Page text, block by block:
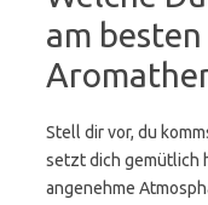
am
Stell dir vor, du
setzt dich gemütlich
angenehme